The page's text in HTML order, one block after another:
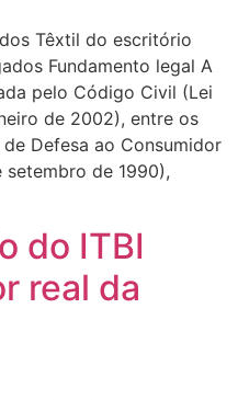
Têxtil do escritório
Fundamento legal A
pelo Código Civil (Lei
de 2002), entre os
Defesa ao Consumidor
setembro de 1990),
do ITBI
real da